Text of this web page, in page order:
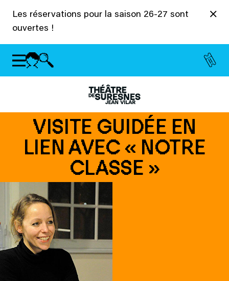
Les réservations pour la saison 26-27 sont
ouvertes !
VISITE GUIDÉE EN
LIEN AVEC « NOTRE
CLASSE »